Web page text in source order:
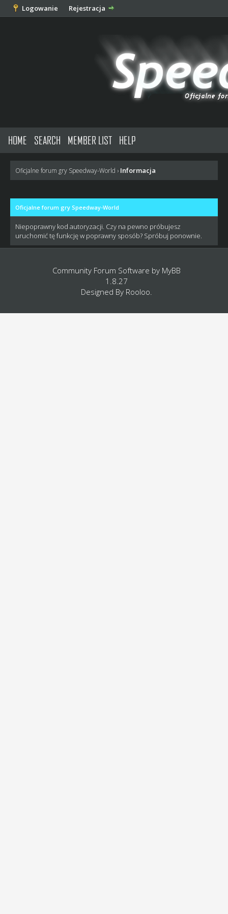
Logowanie Rejestracja
HOME SEARCH MEMBER LIST HELP
Oficjalne forum gry Speedway-World › Informacja
Oficjalne forum gry Speedway-World
Niepoprawny kod autoryzacji. Czy na pewno próbujesz
uruchomić tę funkcję w poprawny sposób? Spróbuj ponownie.
Community Forum Software by MyBB
1.8.27
Designed By Rooloo.